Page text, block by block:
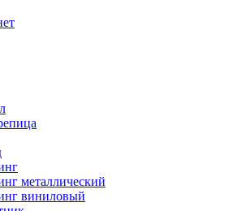
металлический
виниловый